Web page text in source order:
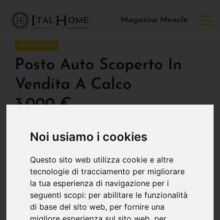
Noi usiamo i cookies
Questo sito web utilizza cookie e altre
tecnologie di tracciamento per migliorare
la tua esperienza di navigazione per i
seguenti scopi: per abilitare le funzionalità
di base del sito web, per fornire una
Magazine Mensile
IN VENDITA
Posto Auto Scoperto In
Vendita A Calco
3.000 €
PUNTI CHIAVE:
12 m2
POSIZIONE:
Località Boffalora , Calco